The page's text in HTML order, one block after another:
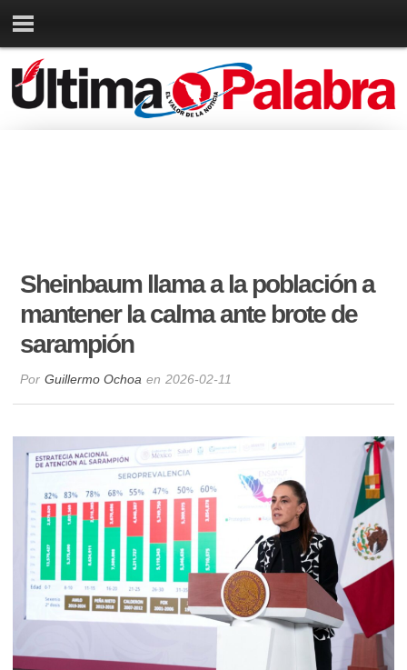
Sheinbaum llama a la población a
mantener la calma ante brote de
sarampión
Por Guillermo Ochoa en 2026-02-11